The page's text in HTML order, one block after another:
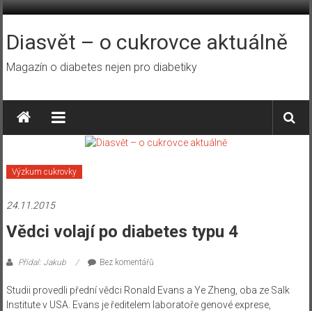
Přeskočit
obsah
Diasvět – o cukrovce aktuálně
Magazín o diabetes nejen pro diabetiky
Výzkum cukrovky
24.11.2015
Vědci volají po diabetes typu 4
Přidal: Jakub Bez komentářů
Studii provedli přední vědci Ronald Evans a Ye Zheng, oba ze Salk
Institute v USA. Evans je ředitelem laboratoře genové exprese,